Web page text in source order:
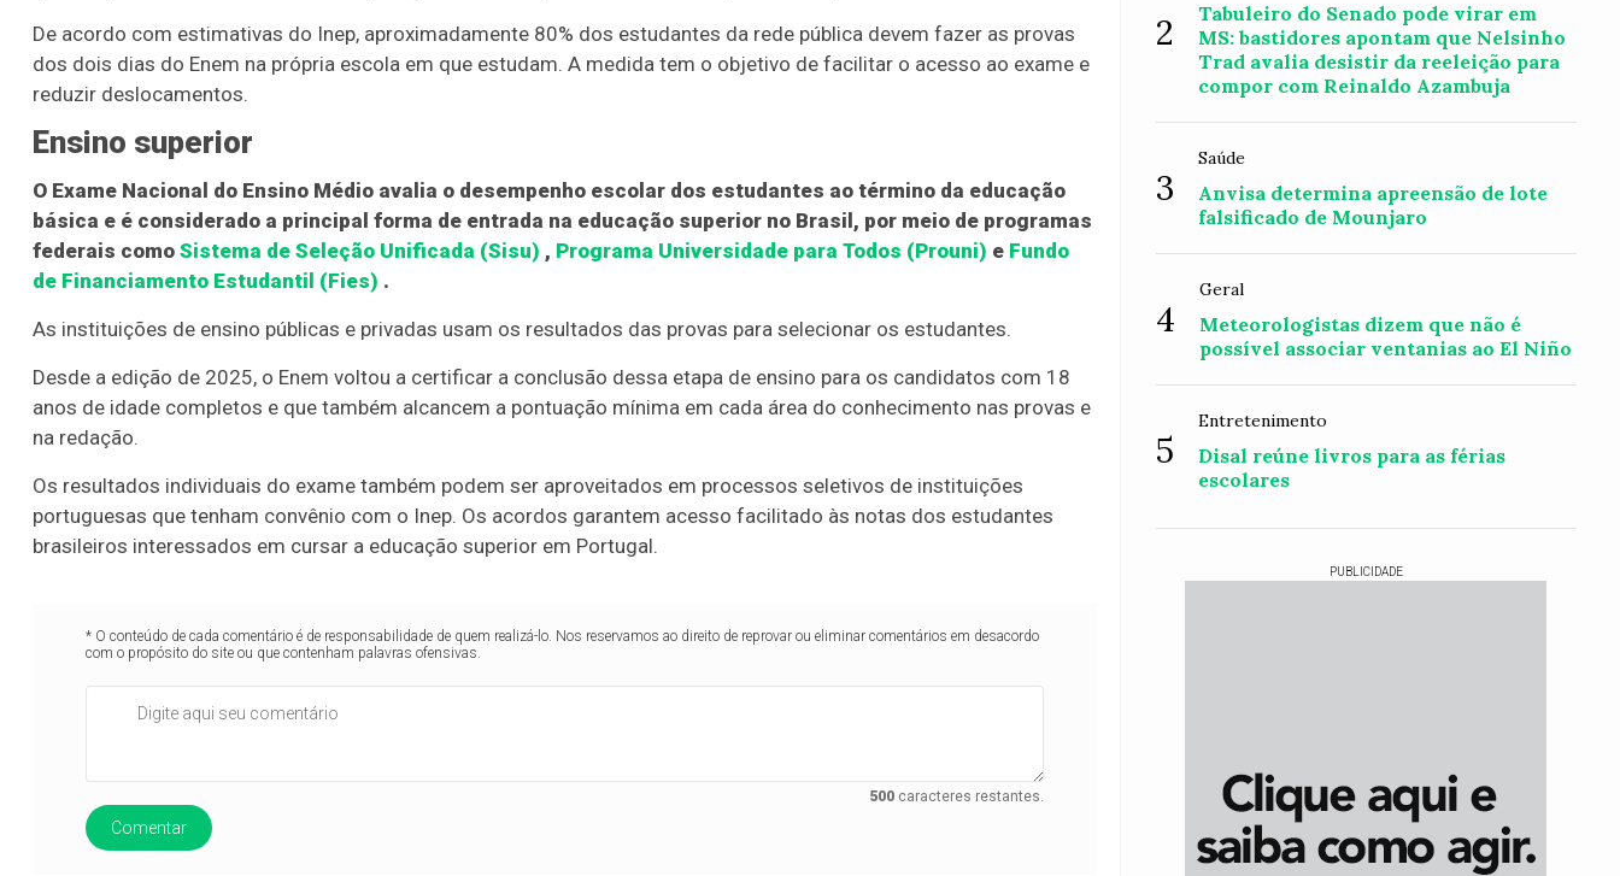
De acordo com estimativas do Inep, aproximadamente 80% dos estudantes da rede pública devem fazer as provas
dos dois dias do Enem na própria escola em que estudam. A medida tem o objetivo de facilitar o acesso ao exame e
reduzir deslocamentos.
Ensino superior
O Exame Nacional do Ensino Médio avalia o desempenho escolar dos estudantes ao término da educação
básica e é considerado a principal forma de entrada na educação superior no Brasil, por meio de programas
federais como Sistema de Seleção Unificada (Sisu) , Programa Universidade para Todos (Prouni) e Fundo
de Financiamento Estudantil (Fies) .
As instituições de ensino públicas e privadas usam os resultados das provas para selecionar os estudantes.
Desde a edição de 2025, o Enem voltou a certificar a conclusão dessa etapa de ensino para os candidatos com 18
anos de idade completos e que também alcancem a pontuação mínima em cada área do conhecimento nas provas e
na redação.
Os resultados individuais do exame também podem ser aproveitados em processos seletivos de instituições
portuguesas que tenham convênio com o Inep. Os acordos garantem acesso facilitado às notas dos estudantes
brasileiros interessados em cursar a educação superior em Portugal.
* O conteúdo de cada comentário é de responsabilidade de quem realizá-lo. Nos reservamos ao direito de reprovar ou eliminar comentários em desacordo
com o propósito do site ou que contenham palavras ofensivas.
500caracteres restantes.
Comentar
2
Tabuleiro do Senado pode virar em
MS: bastidores apontam que Nelsinho
Trad avalia desistir da reeleição para
compor com Reinaldo Azambuja
3
Saúde
Anvisa determina apreensão de lote
falsificado de Mounjaro
4
Geral
Meteorologistas dizem que não é
possível associar ventanias ao El Niño
5
Entretenimento
Disal reúne livros para as férias
escolares
PUBLICIDADE